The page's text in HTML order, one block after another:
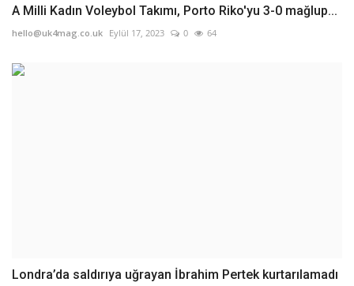
A Milli Kadın Voleybol Takımı, Porto Riko'yu 3-0 mağlup...
hello@uk4mag.co.uk Eylül 17, 2023 0 64
Londra’da saldırıya uğrayan İbrahim Pertek kurtarılamadı